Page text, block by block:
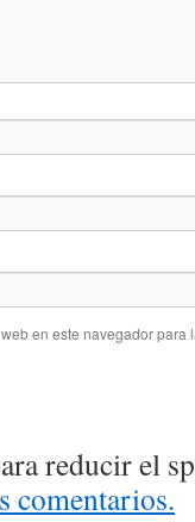
en este navegador para
reducir el
comentarios.